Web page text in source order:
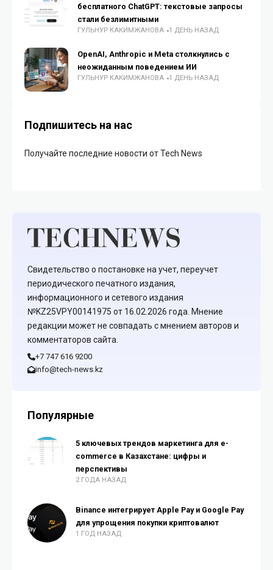
бесплатного ChatGPT: текстовые запросы
стали безлимитными
ГУЛЬНУР КАКИМЖАНОВА 1 ДЕНЬ НАЗАД
OpenAI, Anthropic и Meta столкнулись с
неожиданным поведением ИИ
ГУЛЬНУР КАКИМЖАНОВА 1 ДЕНЬ НАЗАД
Подпишитесь на нас
Получайте последние новости от Tech News
Свидетельство о постановке на учет, переучет
периодического печатного издания,
информационного и сетевого издания
№KZ25VPY00141975 от 16.02.2026 года. Мнение
редакции может не совпадать с мнением авторов и
комментаторов сайта.
+7 747 616 9200
info@tech-news.kz
Популярные
5 ключевых трендов маркетинга для e-
commerce в Казахстане: цифры и
перспективы
2 ГОДА НАЗАД
Binance интегрирует Apple Pay и Google Pay
для упрощения покупки криптовалют
1 ГОД НАЗАД